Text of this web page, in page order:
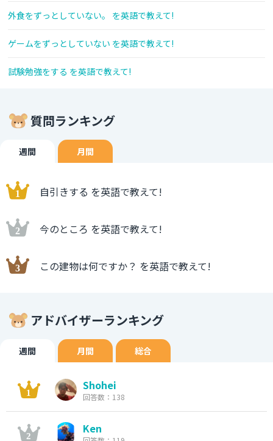
外食をずっとしていない。 を英語で教えて!
ゲームをずっとしていない を英語で教えて!
試験勉強をする を英語で教えて!
質問ランキング
週間 月間
自引きする を英語で教えて!
今のところ を英語で教えて!
この建物は何ですか？ を英語で教えて!
アドバイザーランキング
週間 月間 総合
Shohei
回答数：138
Ken